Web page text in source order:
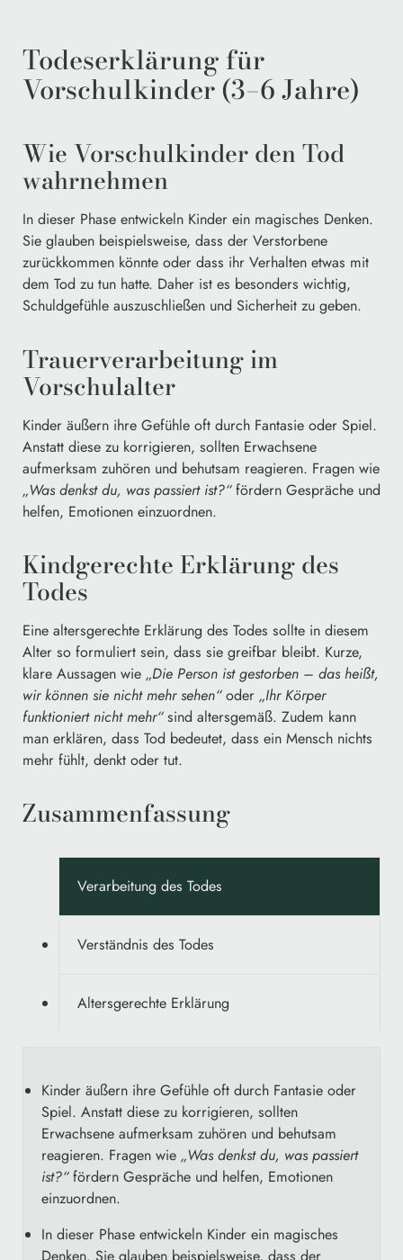
Todeserklärung für
Vorschulkinder (3–6 Jahre)
Wie Vorschulkinder den Tod
wahrnehmen
In dieser Phase entwickeln Kinder ein magisches Denken.
Sie glauben beispielsweise, dass der Verstorbene
zurückkommen könnte oder dass ihr Verhalten etwas mit
dem Tod zu tun hatte. Daher ist es besonders wichtig,
Schuldgefühle auszuschließen und Sicherheit zu geben.
Trauerverarbeitung im
Vorschulalter
Kinder äußern ihre Gefühle oft durch Fantasie oder Spiel.
Anstatt diese zu korrigieren, sollten Erwachsene
aufmerksam zuhören und behutsam reagieren. Fragen wie
„Was denkst du, was passiert ist?“fördern Gespräche und
helfen, Emotionen einzuordnen.
Kindgerechte Erklärung des
Todes
Eine altersgerechte Erklärung des Todes sollte in diesem
Alter so formuliert sein, dass sie greifbar bleibt. Kurze,
klare Aussagen wie „Die Person ist gestorben – das heißt,
wir können sie nicht mehr sehen“oder „Ihr Körper
funktioniert nicht mehr“sind altersgemäß. Zudem kann
man erklären, dass Tod bedeutet, dass ein Mensch nichts
mehr fühlt, denkt oder tut.
Zusammenfassung
Verarbeitung des Todes
Verständnis des Todes
Altersgerechte Erklärung
Kinder äußern ihre Gefühle oft durch Fantasie oder
Spiel. Anstatt diese zu korrigieren, sollten
Erwachsene aufmerksam zuhören und behutsam
reagieren. Fragen wie „Was denkst du, was passiert
ist?“fördern Gespräche und helfen, Emotionen
einzuordnen.
In dieser Phase entwickeln Kinder ein magisches